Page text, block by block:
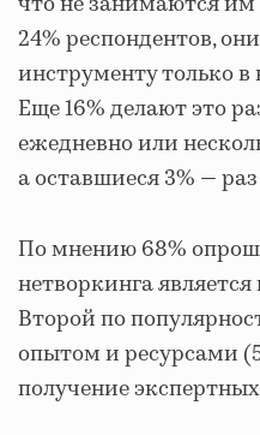
24% респондентов,
инструменту только
Еще 16% делают это
ежедневно или
а оставшиеся 3% —
По мнению 68%
нетворкинга
Второй по
опытом и ресурсами
получение